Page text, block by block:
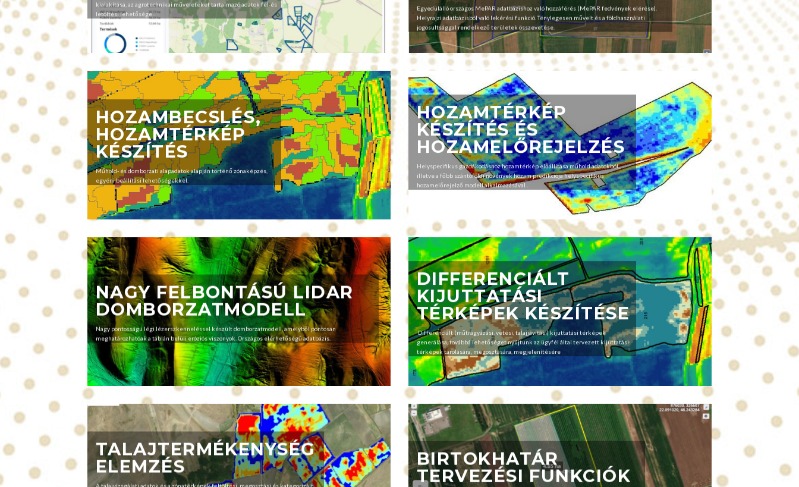
kialakítása, az agrotechnikai műveleteket tartalmazó adatok fel-és
letöltési lehetősége .
Egyedülálló országos MePAR adatbázishoz való hozzáférés (MePAR fedvények elérése).
Helyrajzi adatbázisból való lekérési funkció. Ténylegesen művelt és a földhasználati
jogosultsággal rendelkező területek összevetése.
HOZAMBECSLÉS,
HOZAMTÉRKÉP
KÉSZÍTÉS
Műhold- és domborzati alapadatok alapján történő zónaképzés,
egyéni beállítási lehetőségekkel.
HOZAMTÉRKÉP
KÉSZÍTÉS ÉS
HOZAMELŐREJELZÉS
Helyspecifikus gazdákodáshoz hozamtérkép előállítása műhold adatokból,
illetve a főbb szántóföldi növények hozam predikciója helyspecifikus
hozamelőrejelző modell alkalmazásával .
NAGY FELBONTÁSÚ LIDAR
DOMBORZATMODELL
Nagy pontosságú légi lézerszkenneléssel készült domborzatmodell, amelyből pontosan
meghatározhatóak a táblán belüli eróziós viszonyok. Országos elérhetőségű adatbázis.
DIFFERENCIÁLT
KIJUTTATÁSI
TÉRKÉPEK KÉSZÍTÉSE
Differenciált (műtrágyázási, vetési, talajjavítási) kijuttatási térképek
generálása, továbbá lehetőséget nyújtunk az ügyfél által tervezett kijuttatási
térképek tárolására, megosztására, megjelenítésére
TALAJTERMÉKENYSÉG
ELEMZÉS
BIRTOKHATÁR
TERVEZÉSI FUNKCIÓK